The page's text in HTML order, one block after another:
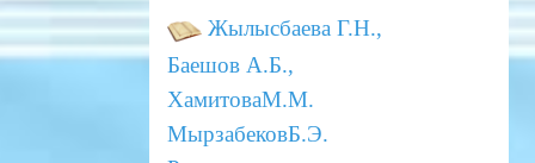
Жылысбаева Г.Н.,
Баешов А.Б.,
ХамитоваМ.М.
МырзабековБ.Э.